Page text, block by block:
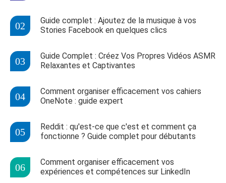
Guide complet : Ajoutez de la musique à vos
Stories Facebook en quelques clics
Guide Complet : Créez Vos Propres Vidéos ASMR
Relaxantes et Captivantes
Comment organiser efficacement vos cahiers
OneNote : guide expert
Reddit : qu'est-ce que c'est et comment ça
fonctionne ? Guide complet pour débutants
Comment organiser efficacement vos
expériences et compétences sur LinkedIn